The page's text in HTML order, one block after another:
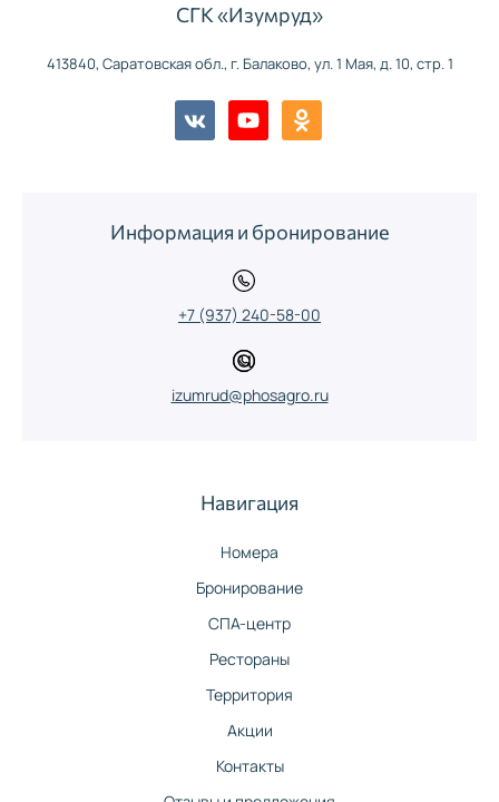
СГК «Изумруд»
413840, Саратовская обл., г. Балаково, ул. 1 Мая, д. 10, стр. 1
Информация и бронирование
+7 (937) 240-58-00
izumrud@phosagro.ru
Навигация
Номера
Бронирование
СПА-центр
Рестораны
Территория
Акции
Контакты